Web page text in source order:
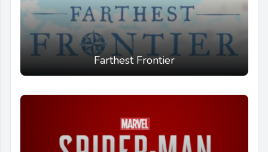
Farthest Frontier